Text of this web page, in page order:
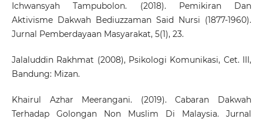
Ichwansyah Tampubolon. (2018). Pemikiran Dan
Aktivisme Dakwah Bediuzzaman Said Nursi (1877-1960).
Jurnal Pemberdayaan Masyarakat, 5(1), 23.
Jalaluddin Rakhmat (2008), Psikologi Komunikasi, Cet. III,
Bandung: Mizan.
Khairul Azhar Meerangani. (2019). Cabaran Dakwah
Terhadap Golongan Non Muslim Di Malaysia. Jurnal